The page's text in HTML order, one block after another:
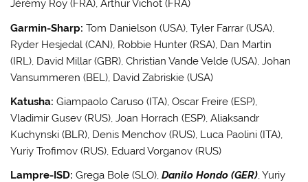
Jérémy Roy (FRA), Arthur Vichot (FRA)
Garmin-Sharp: Tom Danielson (USA), Tyler Farrar (USA),
Ryder Hesjedal (CAN), Robbie Hunter (RSA), Dan Martin
(IRL), David Millar (GBR), Christian Vande Velde (USA), Johan
Vansummeren (BEL), David Zabriskie (USA)
Katusha: Giampaolo Caruso (ITA), Oscar Freire (ESP),
Vladimir Gusev (RUS), Joan Horrach (ESP), Aliaksandr
Kuchynski (BLR), Denis Menchov (RUS), Luca Paolini (ITA),
Yuriy Trofimov (RUS), Eduard Vorganov (RUS)
Lampre-ISD: Grega Bole (SLO),Danilo Hondo (GER), Yuriy